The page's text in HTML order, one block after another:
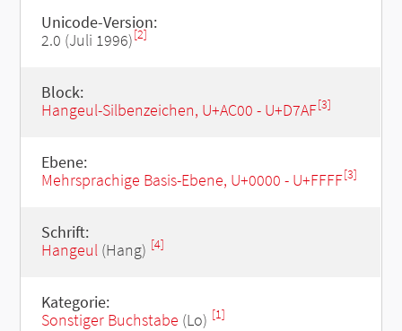
Unicode-Version:
2.0 (Juli 1996)[2]
Block:
Hangeul-Silbenzeichen, U+AC00 - U+D7AF[3]
Ebene:
Mehrsprachige Basis-Ebene, U+0000 - U+FFFF[3]
Schrift:
Hangeul(Hang) [4]
Kategorie:
Sonstiger Buchstabe (Lo) [1]